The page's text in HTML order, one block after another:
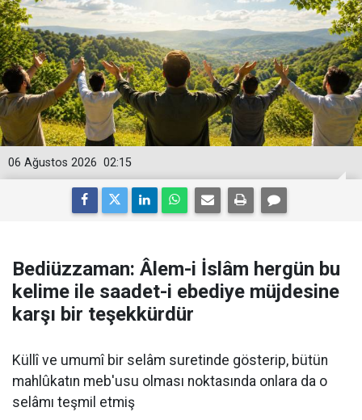
02:15
06 Ağustos 2026
Bediüzzaman: Âlem-i İslâm hergün bu
kelime ile saadet-i ebediye müjdesine
karşı bir teşekkürdür
Küllî ve umumî bir selâm suretinde gösterip, bütün
mahlûkatın meb'usu olması noktasında onlara da o
selâmı teşmil etmiş